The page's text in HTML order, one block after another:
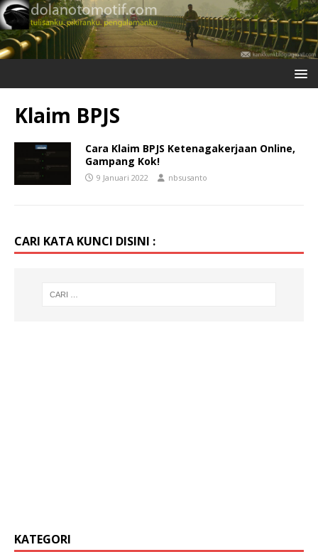
Klaim BPJS
Cara Klaim BPJS Ketenagakerjaan Online,
Gampang Kok!
9 Januari 2022 nbsusanto
CARI KATA KUNCI DISINI :
KATEGORI